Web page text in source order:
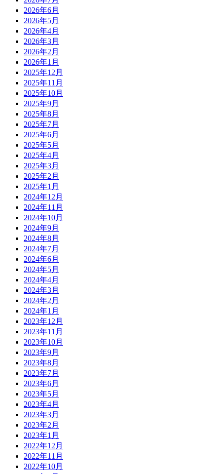
2026年6月
2026年5月
2026年4月
2026年3月
2026年2月
2026年1月
2025年12月
2025年11月
2025年10月
2025年9月
2025年8月
2025年7月
2025年6月
2025年5月
2025年4月
2025年3月
2025年2月
2025年1月
2024年12月
2024年11月
2024年10月
2024年9月
2024年8月
2024年7月
2024年6月
2024年5月
2024年4月
2024年3月
2024年2月
2024年1月
2023年12月
2023年11月
2023年10月
2023年9月
2023年8月
2023年7月
2023年6月
2023年5月
2023年4月
2023年3月
2023年2月
2023年1月
2022年12月
2022年11月
2022年10月